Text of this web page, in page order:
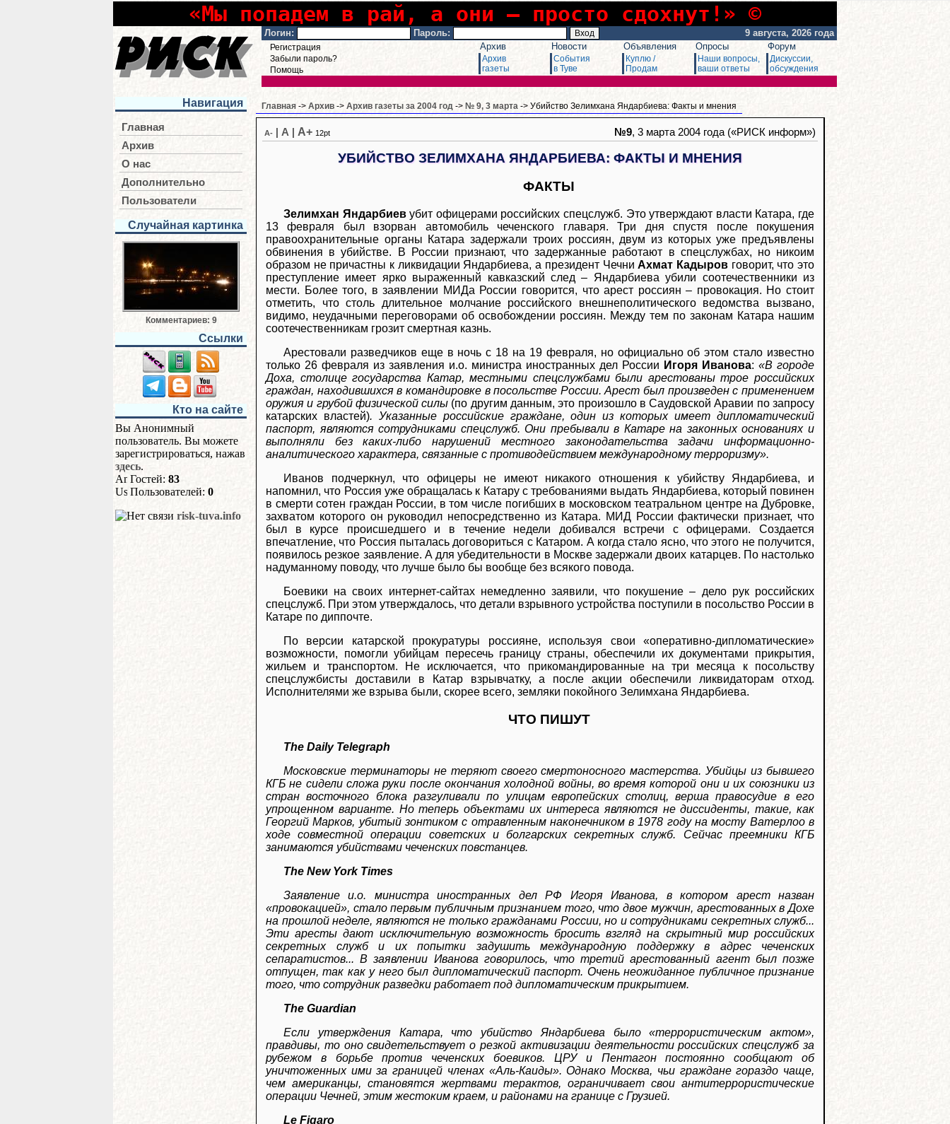
«Мы попадем в рай, а они – просто сдохнут!» ©
Логин: Пароль: 9 августа, 2026 года
Регистрация
Забыли пароль?
Помощь
Архив
Архив
газеты
Новости
События
в Туве
Объявления
Куплю /
Продам
Опросы
Наши вопросы,
ваши ответы
Форум
Дискуссии,
обсуждения
Навигация
Главная
Архив
О нас
Дополнительно
Пользователи
Случайная картинка
Комментариев: 9
Ссылки
Кто на сайте
Вы Анонимный
пользователь. Вы можете
зарегистрироваться, нажав
здесь.
Гостей: 83
Пользователей: 0
risk-tuva.info
Главная -> Архив -> Архив газеты за 2004 год -> № 9, 3 марта -> Убийство Зелимхана Яндарбиева: Факты и мнения
A- A A+ 12pt №9, 3 марта 2004 года («РИСК информ»)
УБИЙСТВО ЗЕЛИМХАНА ЯНДАРБИЕВА: ФАКТЫ И МНЕНИЯ
ФАКТЫ
Зелимхан Яндарбиевубит офицерами российских спецслужб. Это утверждают власти Катара, где
13 февраля был взорван автомобиль чеченского главаря. Три дня спустя после покушения
правоохранительные органы Катара задержали троих россиян, двум из которых уже предъявлены
обвинения в убийстве. В России признают, что задержанные работают в спецслужбах, но никоим
образом не причастны к ликвидации Яндарбиева, а президент ЧечниАхмат Кадыровговорит, что это
преступление имеет ярко выраженный кавказский след – Яндарбиева убили соотечественники из
мести. Более того, в заявлении МИДа России говорится, что арест россиян – провокация. Но стоит
отметить, что столь длительное молчание российского внешнеполитического ведомства вызвано,
видимо, неудачными переговорами об освобождении россиян. Между тем по законам Катара нашим
соотечественникам грозит смертная казнь.
Арестовали разведчиков еще в ночь с 18 на 19 февраля, но официально об этом стало известно
только 26 февраля из заявления и.о. министра иностранных дел России Игоря Иванова: «В городе
Доха, столице государства Катар, местными спецслужбами были арестованы трое российских
граждан, находившихся в командировке в посольстве России. Арест был произведен с применением
оружия и грубой физической силы (по другим данным, это произошло в Саудовской Аравии по запросу
катарских властей). Указанные российские граждане, один из которых имеет дипломатический
паспорт, являются сотрудниками спецслужб. Они пребывали в Катаре на законных основаниях и
выполняли без каких-либо нарушений местного законодательства задачи информационно-
аналитического характера, связанные с противодействием международному терроризму».
Иванов подчеркнул, что офицеры не имеют никакого отношения к убийству Яндарбиева, и
напомнил, что Россия уже обращалась к Катару с требованиями выдать Яндарбиева, который повинен
в смерти сотен граждан России, в том числе погибших в московском театральном центре на Дубровке,
захватом которого он руководил непосредственно из Катара. МИД России фактически признает, что
был в курсе происшедшего и в течение недели добивался встречи с офицерами. Создается
впечатление, что Россия пыталась договориться с Катаром. А когда стало ясно, что этого не получится,
появилось резкое заявление. А для убедительности в Москве задержали двоих катарцев. По настолько
надуманному поводу, что лучше было бы вообще без всякого повода.
Боевики на своих интернет-сайтах немедленно заявили, что покушение – дело рук российских
спецслужб. При этом утверждалось, что детали взрывного устройства поступили в посольство России в
Катаре по диппочте.
По версии катарской прокуратуры россияне, используя свои «оперативно-дипломатические»
возможности, помогли убийцам пересечь границу страны, обеспечили их документами прикрытия,
жильем и транспортом. Не исключается, что прикомандированные на три месяца к посольству
спецслужбисты доставили в Катар взрывчатку, а после акции обеспечили ликвидаторам отход.
Исполнителями же взрыва были, скорее всего, земляки покойного Зелимхана Яндарбиева.
ЧТО ПИШУТ
The Daily Telegraph
Московские терминаторы не теряют своего смертоносного мастерства. Убийцы из бывшего
КГБ не сидели сложа руки после окончания холодной войны, во время которой они и их союзники из
стран восточного блока разгуливали по улицам европейских столиц, верша правосудие в его
упрощенном варианте. Но теперь объектами их интереса являются не диссиденты, такие, как
Георгий Марков, убитый зонтиком с отравленным наконечником в 1978 году на мосту Ватерлоо в
ходе совместной операции советских и болгарских секретных служб. Сейчас преемники КГБ
занимаются убийствами чеченских повстанцев.
The New York Times
Заявление и.о. министра иностранных дел РФ Игоря Иванова, в котором арест назван
«провокацией», стало первым публичным признанием того, что двое мужчин, арестованных в Дохе
на прошлой неделе, являются не только гражданами России, но и сотрудниками секретных служб...
Эти аресты дают исключительную возможность бросить взгляд на скрытный мир российских
секретных служб и их попытки задушить международную поддержку в адрес чеченских
сепаратистов... В заявлении Иванова говорилось, что третий арестованный агент был позже
отпущен, так как у него был дипломатический паспорт. Очень неожиданное публичное признание
того, что сотрудник разведки работает под дипломатическим прикрытием.
The Guardian
Если утверждения Катара, что убийство Яндарбиева было «террористическим актом»,
правдивы, то оно свидетельствует о резкой активизации деятельности российских спецслужб за
рубежом в борьбе против чеченских боевиков. ЦРУ и Пентагон постоянно сообщают об
уничтоженных ими за границей членах «Аль-Каиды». Однако Москва, чьи граждане гораздо чаще,
чем американцы, становятся жертвами терактов, ограничивает свои антитеррористические
операции Чечней, этим жестоким краем, и районами на границе с Грузией.
Le Figaro